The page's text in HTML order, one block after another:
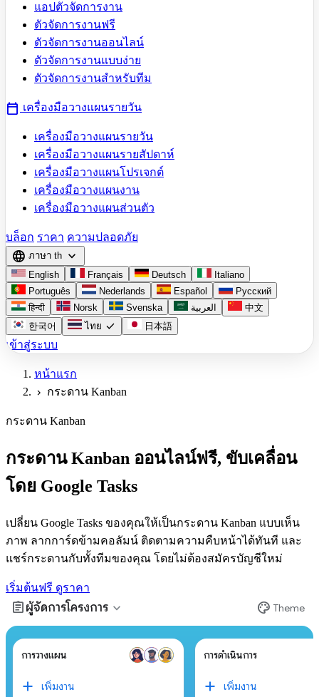
แอปตัวจัดการงาน
ตัวจัดการงานฟรี
ตัวจัดการงานออนไลน์
ตัวจัดการงานแบบง่าย
ตัวจัดการงานสำหรับทีม
calendar_today เครื่องมือวางแผนรายวัน
เครื่องมือวางแผนรายวัน
เครื่องมือวางแผนรายสัปดาห์
เครื่องมือวางแผนโปรเจกต์
เครื่องมือวางแผนงาน
เครื่องมือวางแผนส่วนตัว
บล็อก ราคา ความปลอดภัย
language ภาษา th expand_more
English Français Deutsch
Italiano
Português
Nederlands Español
Русский
हिन्दी
Norsk Svenska العربية
中文
한국어
ไทย check 日本語
เข้าสู่ระบบ
หน้าแรก
chevron_right กระดาน Kanban
กระดาน Kanban
กระดาน Kanban ออนไลน์ฟรี, ขับเคลื่อน
โดย Google Tasks
เปลี่ยน Google Tasks ของคุณให้เป็นกระดาน Kanban แบบเห็น
ภาพ ลากการ์ดข้ามคอลัมน์ ติดตามความคืบหน้าได้ทันที และ
แชร์กระดานกับทั้งทีมของคุณ โดยไม่ต้องสมัครบัญชีใหม่
เริ่มต้นฟรี ดูราคา
assignmentผู้จัดการโครงการ expand_more palette Theme
การวางแผน
เพิ่มงาน
การดำเนินการ
เพิ่มงาน